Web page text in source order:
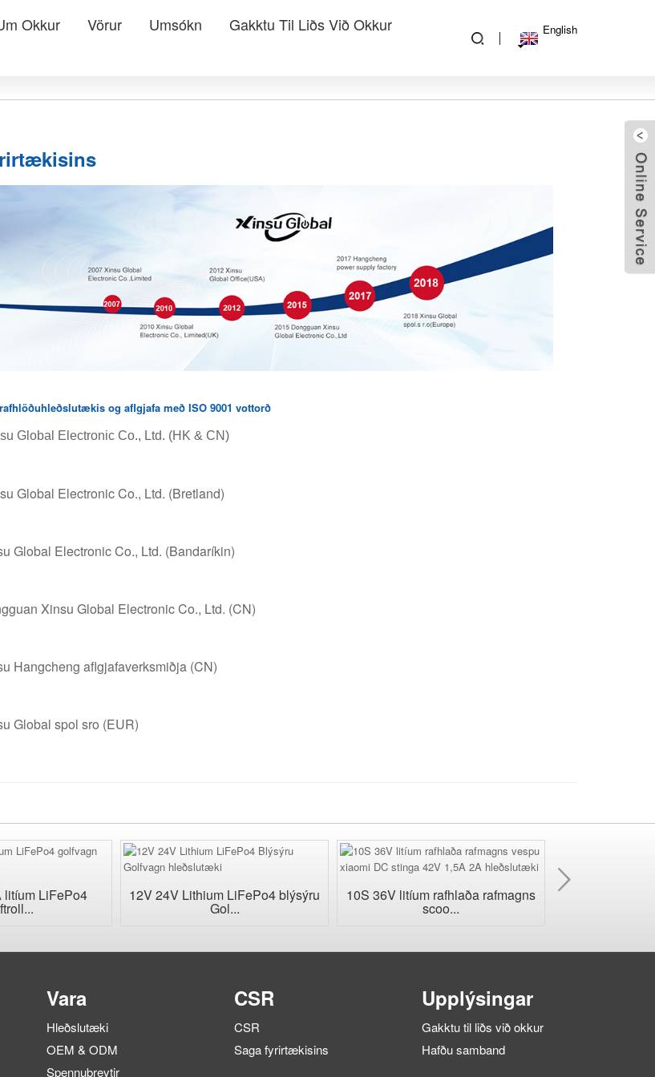
Okkur Vörur Umsókn
Gakktu Til Liðs Við Okkur
English
og aflgjafa með ISO 9001 vottorð
Global Electronic Co., Ltd. (HK & CN)
Global Electronic Co., Ltd. (Bretland)
Global Electronic Co., Ltd. (Bandaríkin)
Xinsu Global Electronic Co., Ltd. (CN)
Hangcheng aflgjafaverksmiðja (CN)
Global spol sro (EUR)
litíum LiFePo4 12V 24V Lithium LiFePo4 blýsýru
Gol...
10S 36V litíum rafhlaða rafmagns
scoo...
Vara
Hleðslutæki
OEM & ODM
Spennubreytir
CSR
CSR
Saga fyrirtækisins
Upplýsingar
Gakktu til liðs við okkur
Hafðu samband